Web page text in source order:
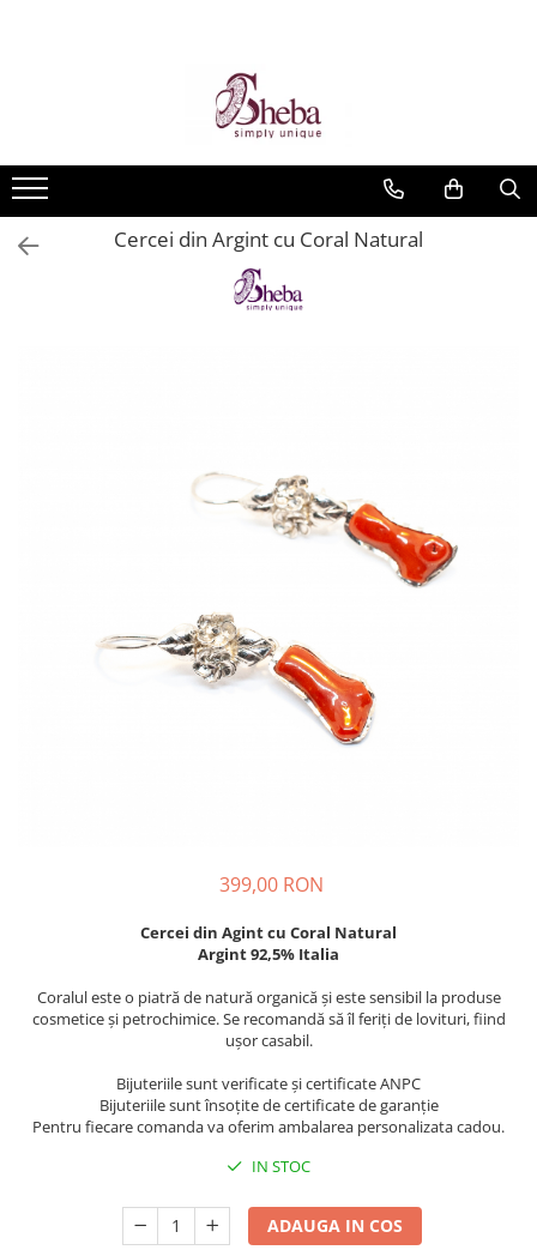
Cercei din Argint cu Coral Natural
399,00 RON
Cercei din Agint cu Coral Natural
Argint 92,5% Italia
Coralul este o piatră de natură organică și este sensibil la produse
cosmetice și petrochimice. Se recomandă să îl feriți de lovituri, fiind
ușor casabil.
Bijuteriile sunt verificate şi certificate ANPC
Bijuteriile sunt însoţite de certificate de garanţie
Pentru fiecare comanda va oferim ambalarea personalizata cadou.
IN STOC
ADAUGA IN COS